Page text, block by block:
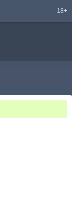
18+